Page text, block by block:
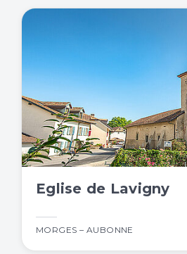
Eglise de Lavigny
MORGES – AUBONNE